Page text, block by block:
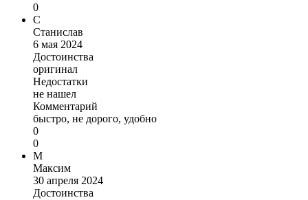
0
С
Станислав
6 мая 2024
Достоинства
оригинал
Недостатки
не нашел
Комментарий
быстро, не дорого, удобно
0
0
М
Максим
30 апреля 2024
Достоинства